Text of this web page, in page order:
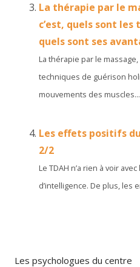
La thérapie par le
c’est, quels sont
quels sont ses
La thérapie par le
techniques de guérison
mouvements des muscles...
Les effets positifs
2/2
Le TDAH n’a rien à voir
d’intelligence. De plus, les
Les psychologues du centre